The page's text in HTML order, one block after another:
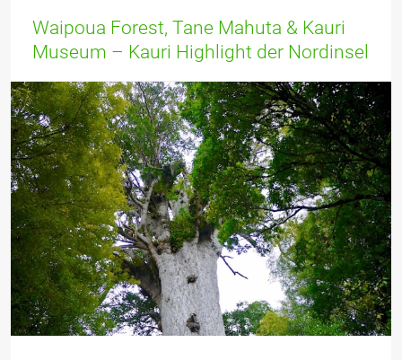
Waipoua Forest, Tane Mahuta & Kauri
Museum – Kauri Highlight der Nordinsel